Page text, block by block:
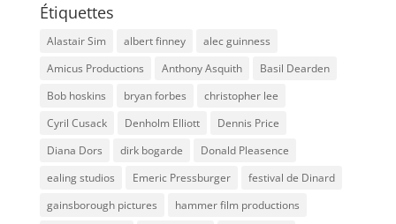
Étiquettes
Alastair Sim albert finney
alec guinness
Amicus Productions
Anthony Asquith
Basil Dearden
Bob hoskins
bryan forbes
christopher lee
Cyril Cusack
Denholm Elliott
Dennis Price
Diana Dors
dirk bogarde
Donald Pleasence
ealing studios
Emeric Pressburger
festival de Dinard
gainsborough pictures
hammer film productions